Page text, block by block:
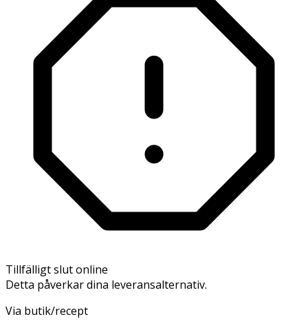
Tillfälligt slut online
Detta påverkar dina leveransalternativ.
Via butik/recept